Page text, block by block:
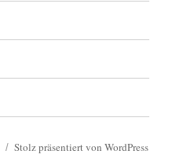
Stolz präsentiert von WordPress